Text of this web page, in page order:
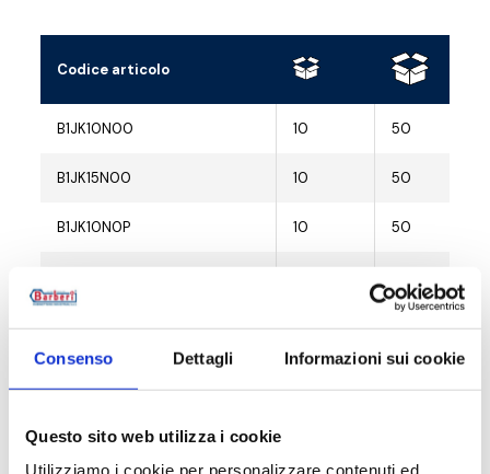
Consenso Dettagli Informazioni sui cookie
Questo sito web utilizza i cookie
Utilizziamo i cookie per personalizzare contenuti ed
Codice articolo
B1JK10N00 10 50
B1JK15N00 10 50
B1JK10N0P 10 50
B1JK15N0V 10 50